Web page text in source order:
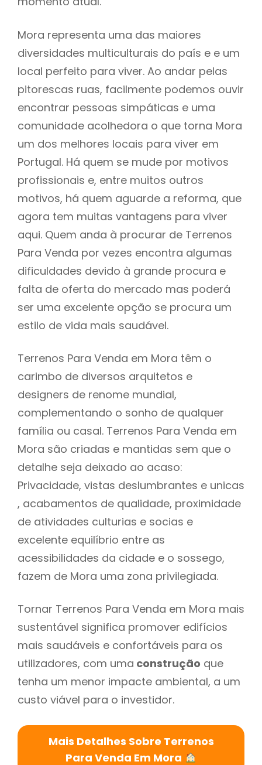
Mora representa uma das maiores
diversidades multiculturais do país e e um
local perfeito para viver. Ao andar pelas
pitorescas ruas, facilmente podemos ouvir
encontrar pessoas simpáticas e uma
comunidade acolhedora o que torna Mora
um dos melhores locais para viver em
Portugal. Há quem se mude por motivos
profissionais e, entre muitos outros
motivos, há quem aguarde a reforma, que
agora tem muitas vantagens para viver
aqui. Quem anda à procurar de Terrenos
Para Venda por vezes encontra algumas
dificuldades devido à grande procura e
falta de oferta do mercado mas poderá
ser uma excelente opção se procura um
estilo de vida mais saudável.
Terrenos Para Venda em Mora têm o
carimbo de diversos arquitetos e
designers de renome mundial,
complementando o sonho de qualquer
família ou casal. Terrenos Para Venda em
Mora são criadas e mantidas sem que o
detalhe seja deixado ao acaso:
Privacidade, vistas deslumbrantes e unicas
, acabamentos de qualidade, proximidade
de atividades culturias e socias e
excelente equilíbrio entre as
acessibilidades da cidade e o sossego,
fazem de Mora uma zona privilegiada.
Tornar Terrenos Para Venda em Mora mais
sustentável significa promover edifícios
mais saudáveis e confortáveis para os
utilizadores, com uma construção que
tenha um menor impacte ambiental, a um
custo viável para o investidor.
Mais Detalhes Sobre Terrenos
Para Venda Em Mora